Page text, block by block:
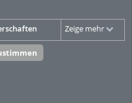
Zeige mehr